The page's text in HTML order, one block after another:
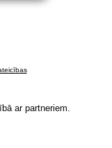
ar partneriem.